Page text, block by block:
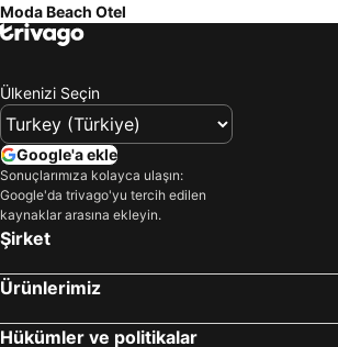
Moda Beach Otel
Ülkenizi Seçin
Google'a ekle
Sonuçlarımıza kolayca ulaşın:
Google'da trivago'yu tercih edilen
kaynaklar arasına ekleyin.
Şirket
Ürünlerimiz
Hükümler ve politikalar